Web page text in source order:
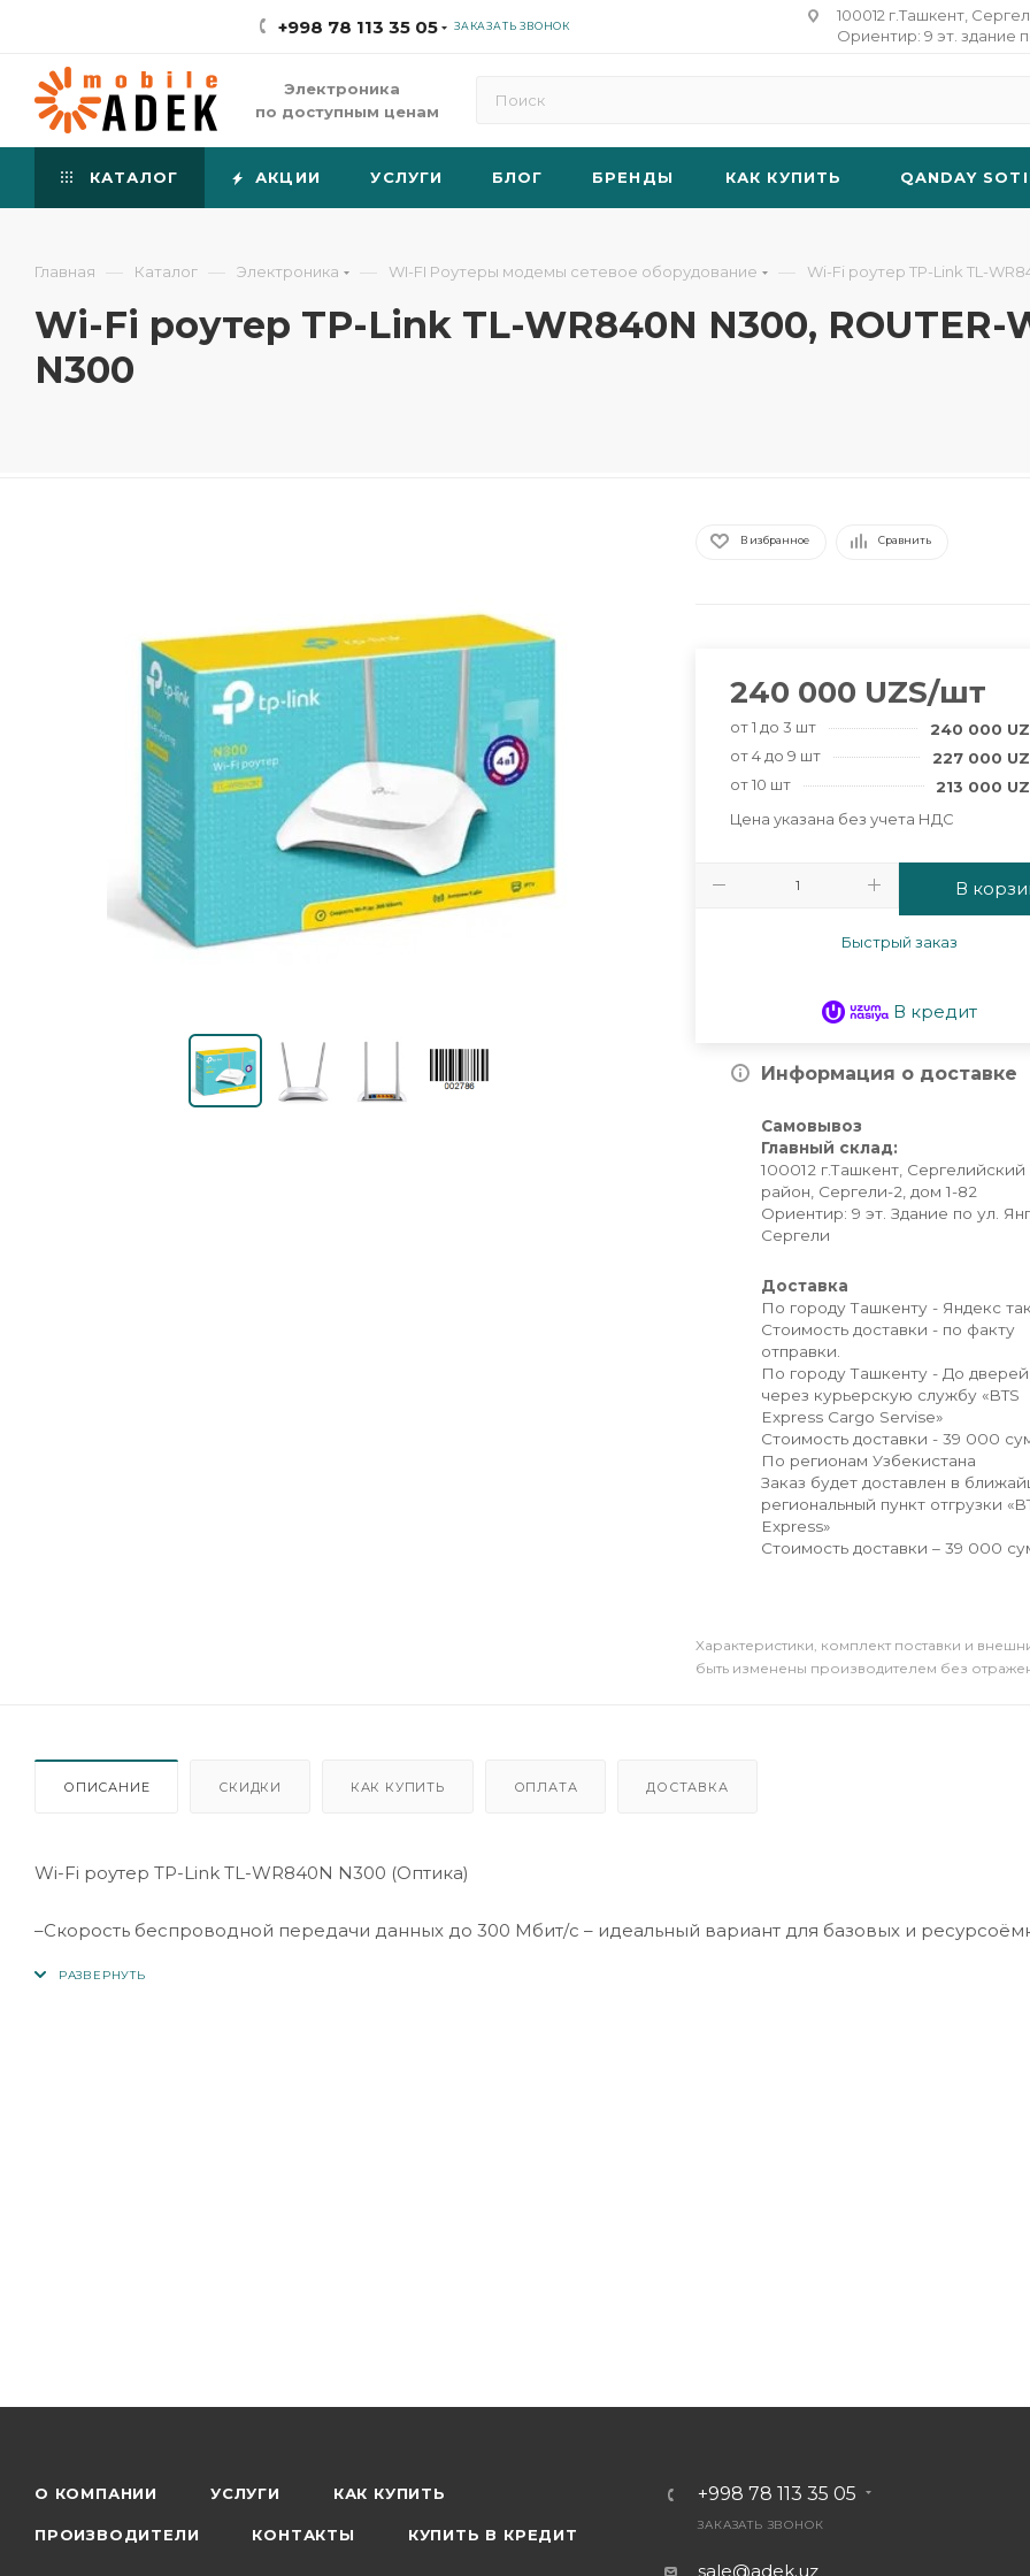
+998 78 113 35 05 ЗАКАЗАТЬ ЗВОНОК
100012 г.Ташкент,
Ориентир: 9 эт. здание
Электроника
по доступным ценам
КАТАЛОГ АКЦИИ УСЛУГИ БЛОГ БРЕНДЫ КАК КУПИТЬ QANDAY
Главная — Каталог — Электроника — WI-FI Роутеры модемы сетевое оборудование — Wi-Fi роутер TP-Link TL-
Wi-Fi роутер TP-Link TL-WR840N N300, ROUTER-
N300
В избранное Сравнить
240 000 UZS/шт
от 1 до 3 шт 240 000
от 4 до 9 шт
227 000
от 10 шт
213 000
Цена указана без учета НДС
В
Быстрый заказ
В кредит
Информация о доставке
Самовывоз
Главный склад:
100012 г.Ташкент, Сергелийский
район, Сергели-2, дом 1-82
Ориентир: 9 эт. Здание по ул.
Сергели
Доставка
По городу Ташкенту - Яндекс
Стоимость доставки - по факту
отправки.
По городу Ташкенту - До дверей
через курьерскую службу «BTS
Express Cargo Servise»
Стоимость доставки - 39 000
По регионам Узбекистана
Заказ будет доставлен в
региональный пункт отгрузки
Express»
Стоимость доставки – 39 000
Xарактеристики, комплект поставки и
быть изменены производителем без
ОПИСАНИЕ СКИДКИ КАК КУПИТЬ ОПЛАТА ДОСТАВКА
Wi-Fi роутер TP-Link TL-WR840N N300 (Оптика)
–Скорость беспроводной передачи данных до 300 Мбит/с – идеальный вариант для базовых и
О КОМПАНИИ УСЛУГИ КАК КУПИТЬ
ПРОИЗВОДИТЕЛИ КОНТАКТЫ КУПИТЬ В КРЕДИТ
+998 78 113 35 05
ЗАКАЗАТЬ ЗВОНОК
sale@adek.uz